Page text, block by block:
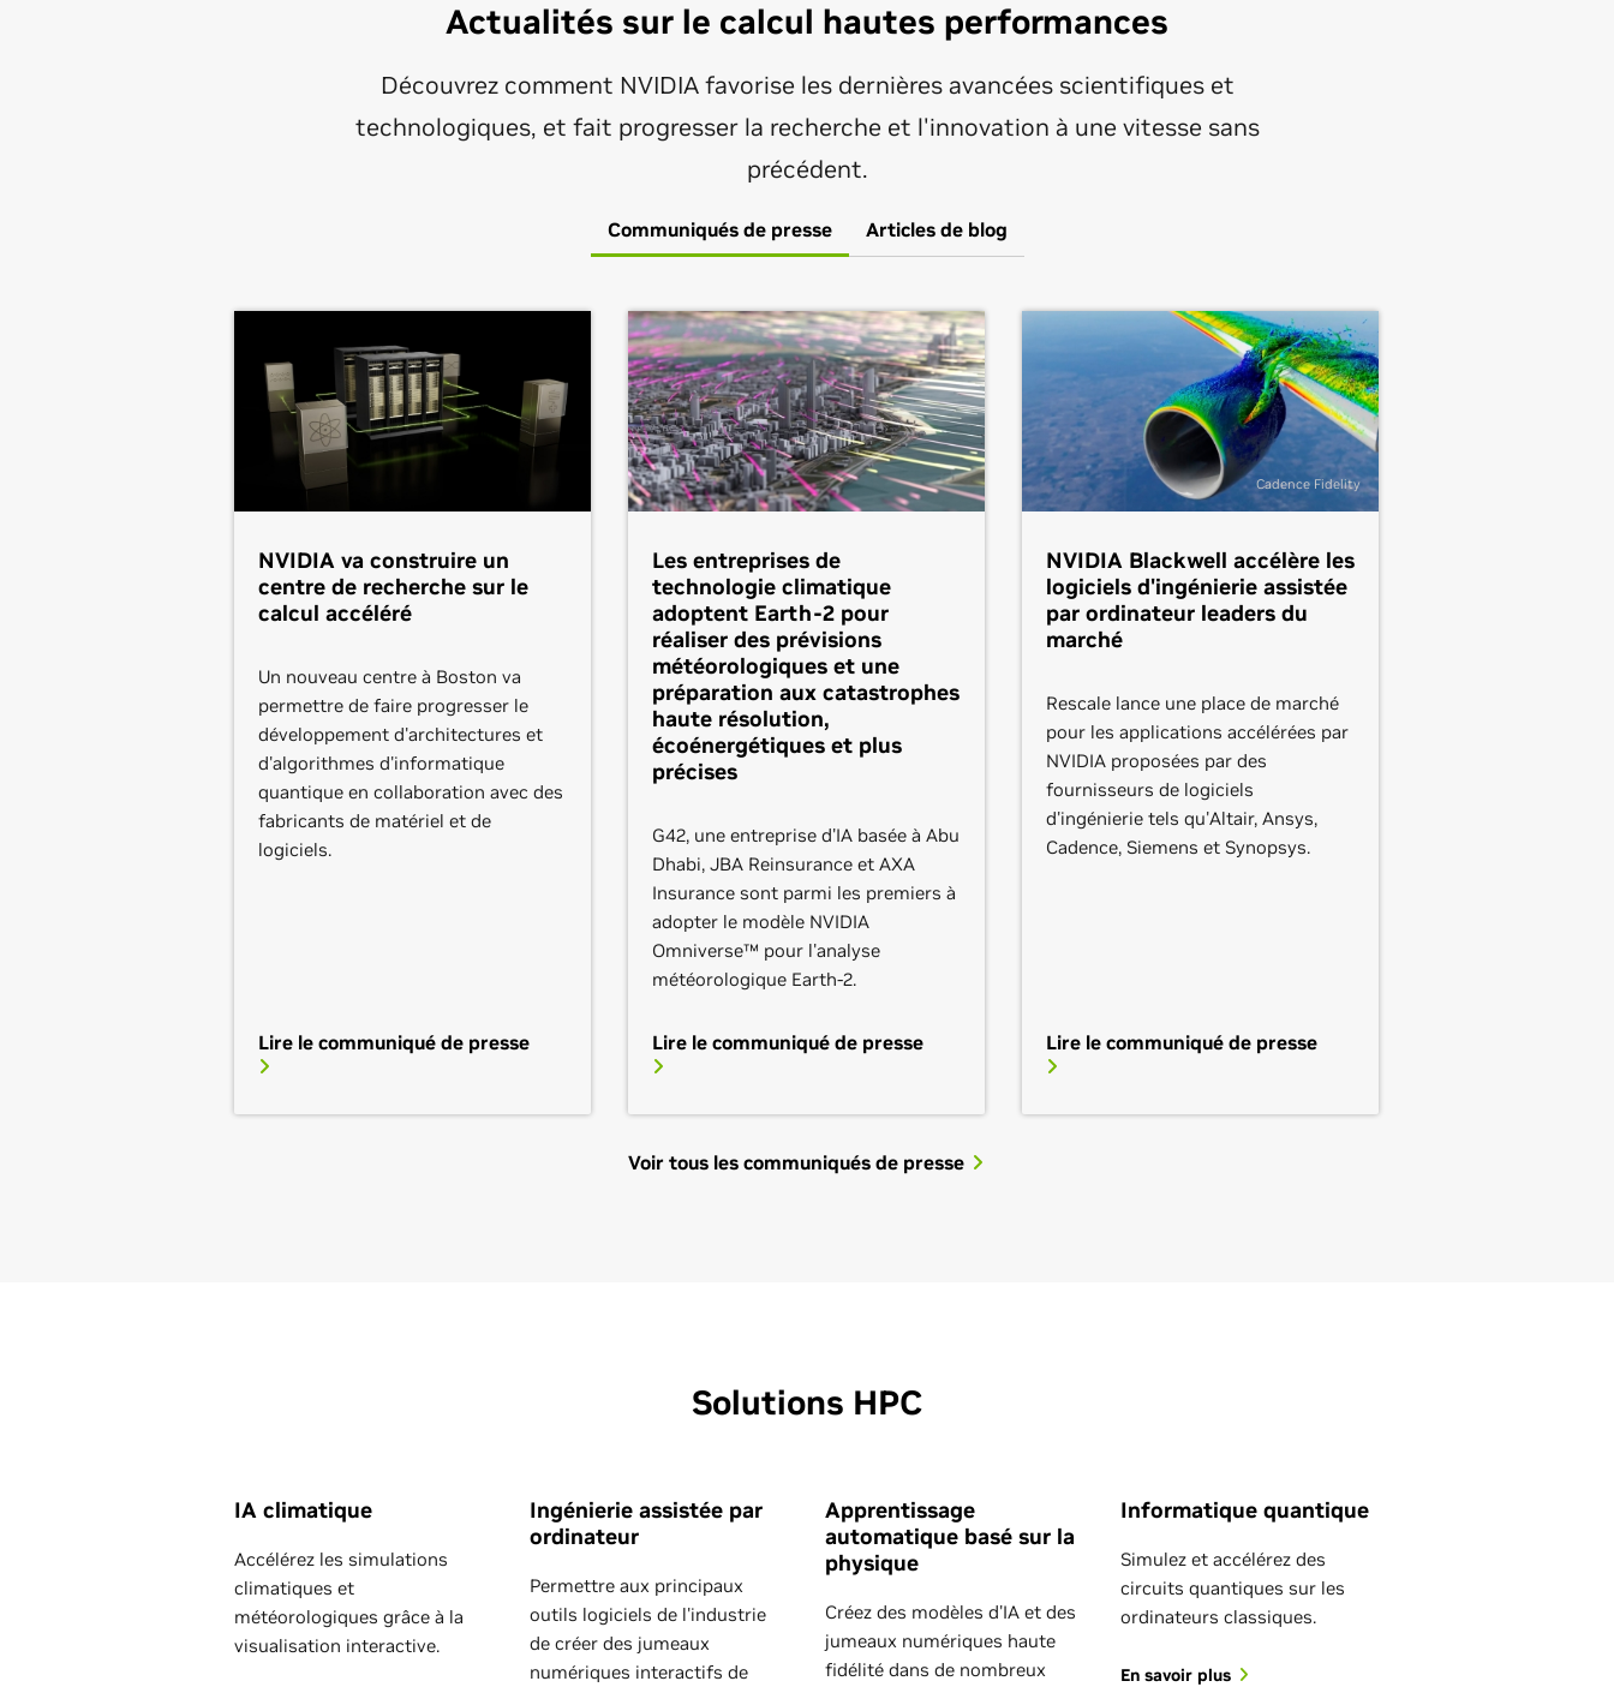
Actualités sur le calcul hautes performances
Découvrez comment NVIDIA favorise les dernières avancées scientifiques et
technologiques, et fait progresser la recherche et l'innovation à une vitesse sans
précédent.
Communiqués de presse Articles de blog
NVIDIA va construire un
centre de recherche sur le
calcul accéléré
Un nouveau centre à Boston va
permettre de faire progresser le
développement d'architectures et
d'algorithmes d'informatique
quantique en collaboration avec des
fabricants de matériel et de
logiciels.
Lire le communiqué de presse
Les entreprises de
technologie climatique
adoptent Earth-2 pour
réaliser des prévisions
météorologiques et une
préparation aux catastrophes
haute résolution,
écoénergétiques et plus
précises
G42, une entreprise d'IA basée à Abu
Dhabi, JBA Reinsurance et AXA
Insurance sont parmi les premiers à
adopter le modèle NVIDIA
Omniverse™ pour l'analyse
météorologique Earth-2.
Lire le communiqué de presse
Cadence Fidelity
NVIDIA Blackwell accélère les
logiciels d'ingénierie assistée
par ordinateur leaders du
marché
Rescale lance une place de marché
pour les applications accélérées par
NVIDIA proposées par des
fournisseurs de logiciels
d'ingénierie tels qu'Altair, Ansys,
Cadence, Siemens et Synopsys.
Lire le communiqué de presse
Voir tous les communiqués de presse
July 27, 2026
NVIDIA Ising Enables Fully
July 21, 2026
NVIDIA Vera CPU: Olympus
July 13, 2026
NVIDIA Ising Decoding
Solutions HPC
IA climatique
Accélérez les simulations
climatiques et
météorologiques grâce à la
visualisation interactive.
Ingénierie assistée par
ordinateur
Permettre aux principaux
outils logiciels de l'industrie
de créer des jumeaux
numériques interactifs de
Apprentissage
automatique basé sur la
physique
Créez des modèles d'IA et des
jumeaux numériques haute
fidélité dans de nombreux
Informatique quantique
Simulez et accélérez des
circuits quantiques sur les
ordinateurs classiques.
En savoir plus